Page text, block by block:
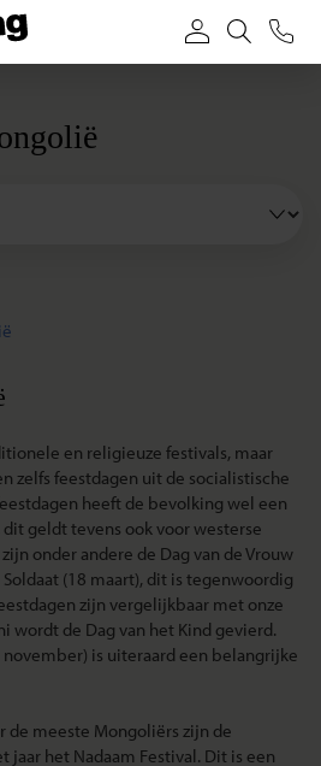
en religieuze festivals, maar
zelfs feestdagen uit de socialistische
heeft de bevolking wel een
geldt tevens ook voor westerse
onder andere de Dag van de Vrouw
(18 maart), dit is tegenwoordig
zijn vergelijkbaar met onze
wordt de Dag van het Kind gevierd.
is uiteraard een belangrijke
de meeste Mongoliërs zijn de
jaar het Nadaam Festival. Dit is een